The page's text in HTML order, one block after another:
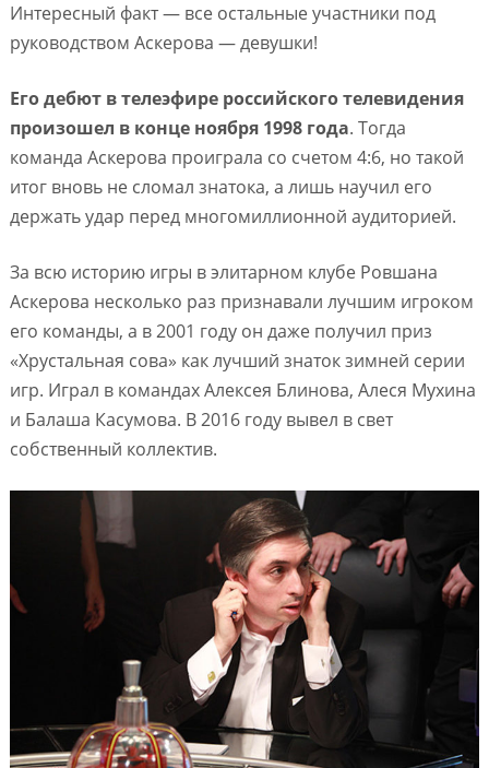
Интересный факт — все остальные участники под
руководством Аскерова — девушки!
Его дебют в телеэфире российского телевидения
произошел в конце ноября 1998 года. Тогда
команда Аскерова проиграла со счетом 4:6, но такой
итог вновь не сломал знатока, а лишь научил его
держать удар перед многомиллионной аудиторией.
За всю историю игры в элитарном клубе Ровшана
Аскерова несколько раз признавали лучшим игроком
его команды, а в 2001 году он даже получил приз
«Хрустальная сова» как лучший знаток зимней серии
игр. Играл в командах Алексея Блинова, Алеся Мухина
и Балаша Касумова. В 2016 году вывел в свет
собственный коллектив.